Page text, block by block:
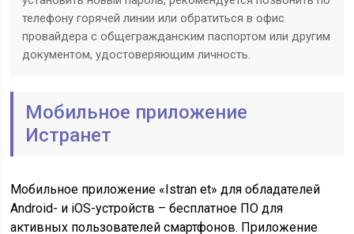
телефону горячей линии или обратиться в офис
провайдера с общегражданским паспортом или другим
документом, удостоверяющим личность.
Мобильное приложение
Истранет
Мобильное приложение «Istran et» для обладателей
Android- и iOS-устройств – бесплатное ПО для
активных пользователей смартфонов. Приложение